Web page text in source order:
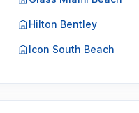
Hilton Bentley
Icon South Beach